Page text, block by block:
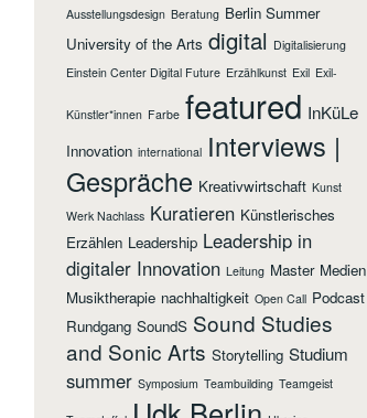
Ausstellungsdesign Beratung Berlin Summer
University of the Arts digital Digitalisierung
Einstein Center Digital Future Erzählkunst Exil Exil-
Künstler*innen Farbe featured InKüLe
Innovation international Interviews |
Gespräche Kreativwirtschaft Kunst
Werk Nachlass Kuratieren Künstlerisches
Erzählen Leadership Leadership in
digitaler Innovation Leitung Master Medien
Musiktherapie nachhaltigkeit Open Call Podcast
Rundgang SoundS Sound Studies
and Sonic Arts Storytelling Studium
summer Symposium Teambuilding Teamgeist